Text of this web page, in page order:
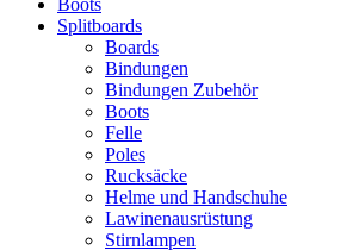
Boots
Splitboards
Boards
Bindungen
Bindungen Zubehör
Boots
Felle
Poles
Rucksäcke
Helme und Handschuhe
Lawinenausrüstung
Stirnlampen